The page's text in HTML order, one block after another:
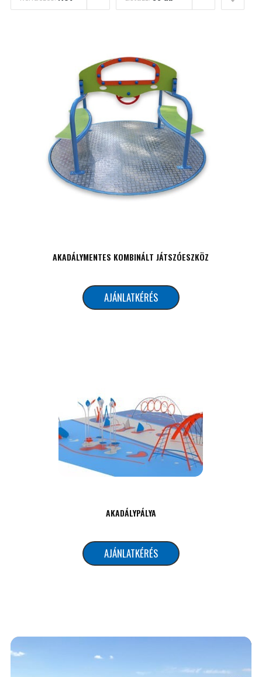
AKADÁLYMENTES KOMBINÁLT JÁTSZÓESZKÖZ
AJÁNLATKÉRÉS
AKADÁLYPÁLYA
AJÁNLATKÉRÉS